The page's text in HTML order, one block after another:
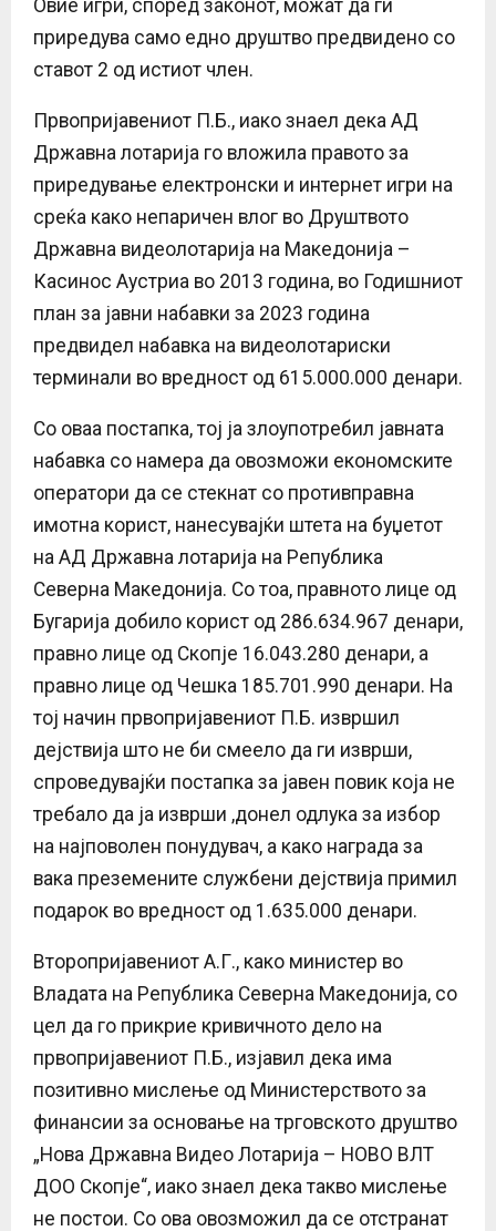
Овие игри, според законот, можат да ги
приредува само едно друштво предвидено со
ставот 2 од истиот член.
Првопријавениот П.Б., иако знаел дека АД
Државна лотарија го вложила правото за
приредување електронски и интернет игри на
среќа како непаричен влог во Друштвото
Државна видеолотарија на Македонија –
Касинос Аустриа во 2013 година, во Годишниот
план за јавни набавки за 2023 година
предвидел набавка на видеолотариски
терминали во вредност од 615.000.000 денари.
Со оваа постапка, тој ја злоупотребил јавната
набавка со намера да овозможи економските
оператори да се стекнат со противправна
имотна корист, нанесувајќи штета на буџетот
на АД Државна лотарија на Република
Северна Македонија. Со тоа, правното лице од
Бугарија добило корист од 286.634.967 денари,
правно лице од Скопје 16.043.280 денари, а
правно лице од Чешка 185.701.990 денари. На
тој начин првопријавениот П.Б. извршил
дејствија што не би смеело да ги изврши,
спроведувајќи постапка за јавен повик која не
требало да ја изврши ,донел одлука за избор
на најповолен понудувач, а како награда за
вака преземените службени дејствија примил
подарок во вредност од 1.635.000 денари.
Второпријавениот А.Г., како министер во
Владата на Република Северна Македонија, со
цел да го прикрие кривичното дело на
првопријавениот П.Б., изјавил дека има
позитивно мислење од Министерството за
финансии за основање на трговското друштво
„Нова Државна Видео Лотарија – НОВО ВЛТ
ДОО Скопје“, иако знаел дека такво мислење
не постои. Со ова овозможил да се отстранат